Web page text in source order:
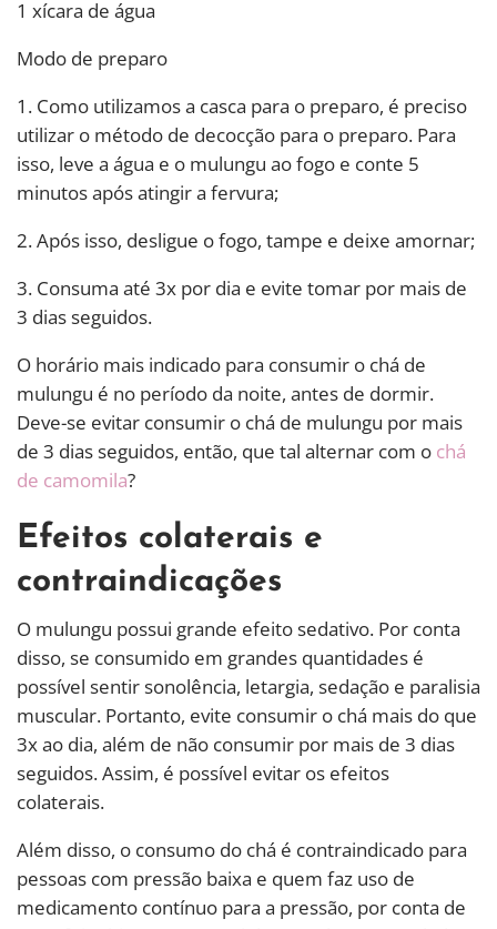
1 xícara de água
Modo de preparo
1. Como utilizamos a casca para o preparo, é preciso
utilizar o método de decocção para o preparo. Para
isso, leve a água e o mulungu ao fogo e conte 5
minutos após atingir a fervura;
2. Após isso, desligue o fogo, tampe e deixe amornar;
3. Consuma até 3x por dia e evite tomar por mais de
3 dias seguidos.
O horário mais indicado para consumir o chá de
mulungu é no período da noite, antes de dormir.
Deve-se evitar consumir o chá de mulungu por mais
de 3 dias seguidos, então, que tal alternar com o chá
de camomila?
Efeitos colaterais e
contraindicações
O mulungu possui grande efeito sedativo. Por conta
disso, se consumido em grandes quantidades é
possível sentir sonolência, letargia, sedação e paralisia
muscular. Portanto, evite consumir o chá mais do que
3x ao dia, além de não consumir por mais de 3 dias
seguidos. Assim, é possível evitar os efeitos
colaterais.
Além disso, o consumo do chá é contraindicado para
pessoas com pressão baixa e quem faz uso de
medicamento contínuo para a pressão, por conta de